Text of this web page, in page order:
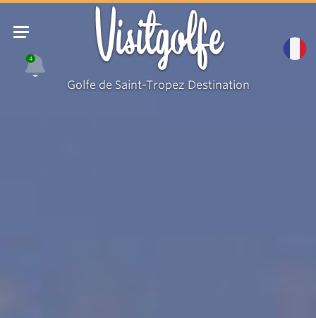
4 Visitgolfe
Golfe de Saint-Tropez Destination